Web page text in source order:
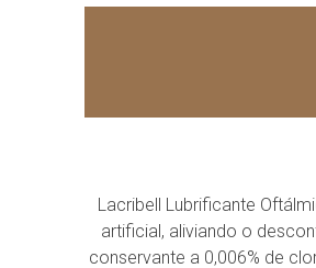
Lacribell Lubrificante
artificial, aliviando o
conservante a 0,006% de